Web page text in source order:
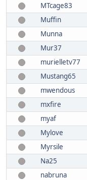
MTcage83
Muffin
Munna
Mur37
murielletv77
Mustang65
mwendous
mxfire
myaf
Mylove
Myrsile
Na25
nabruna